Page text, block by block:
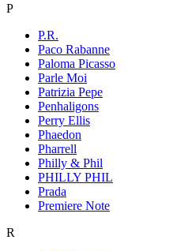
P
P.R.
Paco Rabanne
Paloma Picasso
Parle Moi
Patrizia Pepe
Penhaligons
Perry Ellis
Phaedon
Pharrell
Philly & Phil
PHILLY PHIL
Prada
Premiere Note
R